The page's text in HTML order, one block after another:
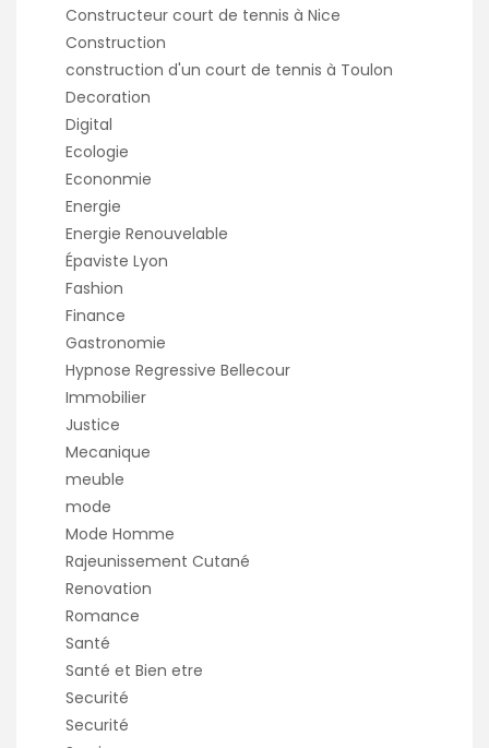
Constructeur court de tennis à Nice
Construction
construction d'un court de tennis à Toulon
Decoration
Digital
Ecologie
Econonmie
Energie
Energie Renouvelable
Épaviste Lyon
Fashion
Finance
Gastronomie
Hypnose Regressive Bellecour
Immobilier
Justice
Mecanique
meuble
mode
Mode Homme
Rajeunissement Cutané
Renovation
Romance
Santé
Santé et Bien etre
Securité
Securité